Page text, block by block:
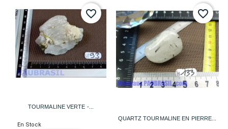
TOURMALINE VERTE -...
En Stock
favorite_border
QUARTZ TOURMALINE EN PIERRE...
favorite_border